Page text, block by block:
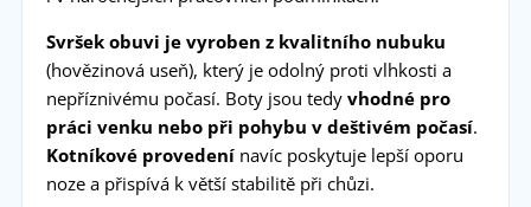
Svršek obuvi je vyroben z kvalitního nubuku
(hovězinová useň), který je odolný proti vlhkosti a
nepříznivému počasí. Boty jsou tedy vhodné pro
práci venku nebo při pohybu v deštivém počasí.
Kotníkové provedenínavíc poskytuje lepší oporu
noze a přispívá k větší stabilitě při chůzi.